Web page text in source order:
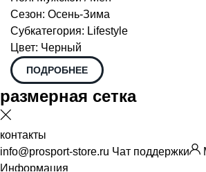
Сезон: Осень-Зима
Субкатегория: Lifestyle
Цвет: Черный
ПОДРОБНЕЕ
размерная сетка
контакты
info@prosport-store.ru Чат поддержки
Информация